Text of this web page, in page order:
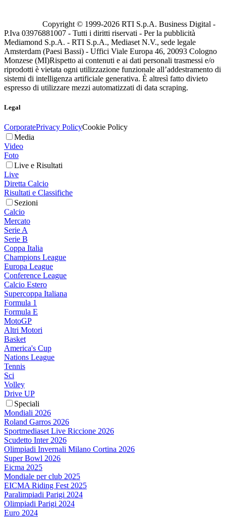
Copyright © 1999-2026 RTI S.p.A. Business Digital -
P.Iva 03976881007 - Tutti i diritti riservati - Per la pubblicità
Mediamond S.p.A. - RTI S.p.A., Mediaset N.V., sede legale
Amsterdam (Paesi Bassi) - Uffici Viale Europa 46, 20093 Cologno
Monzese (MI)Rispetto ai contenuti e ai dati personali trasmessi e/o
riprodotti è vietata ogni utilizzazione funzionale all’addestramento di
sistemi di intelligenza artificiale generativa. È altresì fatto divieto
espresso di utilizzare mezzi automatizzati di data scraping.
Legal
CorporatePrivacy PolicyCookie Policy
Media
Video
Foto
Live e Risultati
Live
Diretta Calcio
Risultati e Classifiche
Sezioni
Calcio
Mercato
Serie A
Serie B
Coppa Italia
Champions League
Europa League
Conference League
Calcio Estero
Supercoppa Italiana
Formula 1
Formula E
MotoGP
Altri Motori
Basket
America's Cup
Nations League
Tennis
Sci
Volley
Drive UP
Speciali
Mondiali 2026
Roland Garros 2026
Sportmediaset Live Riccione 2026
Scudetto Inter 2026
Olimpiadi Invernali Milano Cortina 2026
Super Bowl 2026
Eicma 2025
Mondiale per club 2025
EICMA Riding Fest 2025
Paralimpiadi Parigi 2024
Olimpiadi Parigi 2024
Euro 2024